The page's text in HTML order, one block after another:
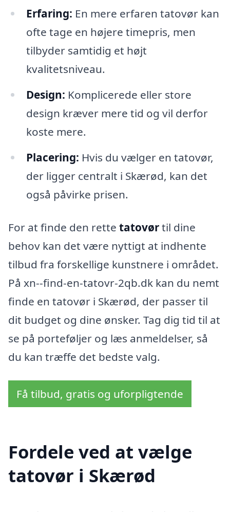
Erfaring: En mere erfaren tatovør kan
ofte tage en højere timepris, men
tilbyder samtidig et højt
kvalitetsniveau.
Design: Komplicerede eller store
design kræver mere tid og vil derfor
koste mere.
Placering: Hvis du vælger en tatovør,
der ligger centralt i Skærød, kan det
også påvirke prisen.
For at finde den rette tatovørtil dine
behov kan det være nyttigt at indhente
tilbud fra forskellige kunstnere i området.
På xn--find-en-tatovr-2qb.dk kan du nemt
finde en tatovør i Skærød, der passer til
dit budget og dine ønsker. Tag dig tid til at
se på porteføljer og læs anmeldelser, så
du kan træffe det bedste valg.
Få tilbud, gratis og uforpligtende
Fordele ved at vælge
tatovør i Skærød